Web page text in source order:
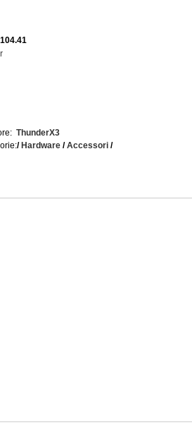
ThunderX3
/ Hardware /Accessori /